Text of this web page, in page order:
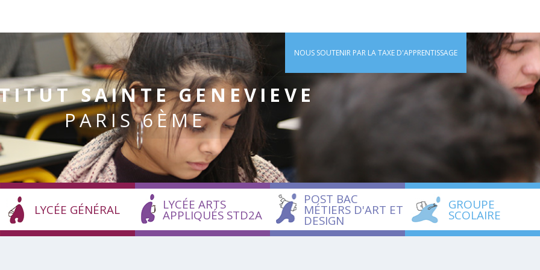
SAINTE GENEVIEVE
PARIS 6ÈME
NOUS SOUTENIR PAR LA TAXE D'APPRENTISSAGE
LYCÉE GÉNÉRAL LYCÉE ARTS
APPLIQUÉS STD2A
POST BAC
MÉTIERS D'ART ET
DESIGN
GROUPE
SCOLAIRE